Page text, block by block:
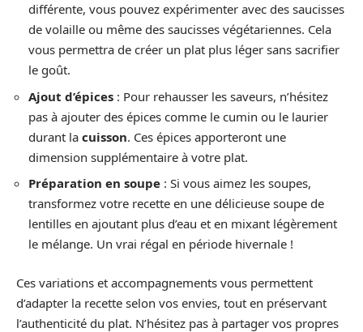
différente, vous pouvez expérimenter avec des saucisses
de volaille ou même des saucisses végétariennes. Cela
vous permettra de créer un plat plus léger sans sacrifier
le goût.
Ajout d’épices : Pour rehausser les saveurs, n’hésitez
pas à ajouter des épices comme le cumin ou le laurier
durant la cuisson. Ces épices apporteront une
dimension supplémentaire à votre plat.
Préparation en soupe : Si vous aimez les soupes,
transformez votre recette en une délicieuse soupe de
lentilles en ajoutant plus d’eau et en mixant légèrement
le mélange. Un vrai régal en période hivernale !
Ces variations et accompagnements vous permettent
d’adapter la recette selon vos envies, tout en préservant
l’authenticité du plat. N’hésitez pas à partager vos propres